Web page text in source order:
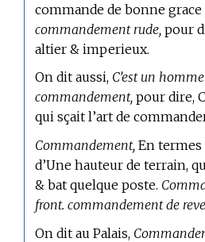
commande de bonne grace
commandement rude, pour
altier & imperieux.
On dit aussi, C’est un
commandement, pour dire,
qui sçait l’art de
Commandement, Entermes
d’Une hauteur de terrain,
& bat quelque poste.
front. commandement de
On ditau Palais,